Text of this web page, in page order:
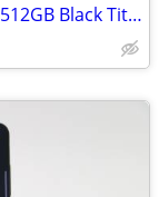
UNLOCKED Samsung Galaxy S24 Ultra 512GB Black Titanium *FLAWLESS*